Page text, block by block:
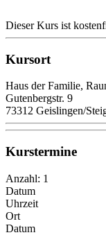
Dieser Kurs ist
Kursort
Haus der Familie,
Gutenbergstr. 9
73312 Geislingen/
Kurstermine
Anzahl: 1
Datum
Uhrzeit
Ort
Datum